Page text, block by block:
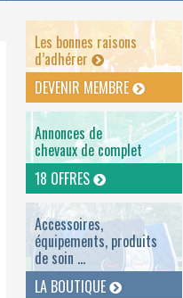
Les bonnes raisons
d’adhérer
DEVENIR MEMBRE
Annonces de
chevaux de complet
18 OFFRES
Accessoires,
équipements, produits
de soin ...
LA BOUTIQUE